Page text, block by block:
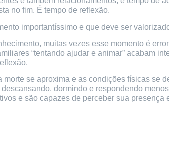
no fim. É tempo de reflexão.
importantíssimo e que deve ser
muitas vezes esse momento é
“tentando ajudar e animar” acabam
morte se aproxima e as condições físicas se
descansando, dormindo e respondendo
e são capazes de perceber sua presença